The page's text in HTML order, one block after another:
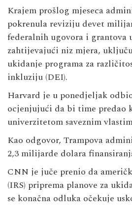
Krajem prošlog mjeseca
pokrenula reviziju devet
federalnih ugovora i grantova
zahtijevajući niz mjera,
ukidanje programa za
inkluziju (DEI).
Harvard je u ponedjeljak
ocjenjujući da bi time predao
univerzitetom saveznim
Kao odgovor, Trampova
2,3 milijarde dolara
CNN je juče prenio da
(IRS) priprema planove za
se konačna odluka očekuje